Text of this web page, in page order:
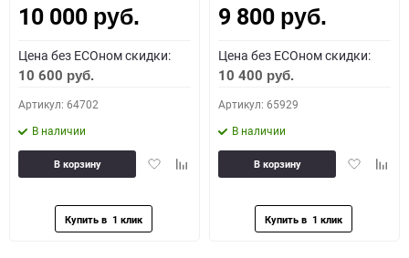
10 000 руб.
Цена без ECOном скидки:
10 600 руб.
Артикул: 64702
В наличии
ДобавитьДобавить
В корзину
9 800 руб.
Цена без ECOном скидки:
10 400 руб.
Артикул: 65929
В наличии
Добавить
В корзину